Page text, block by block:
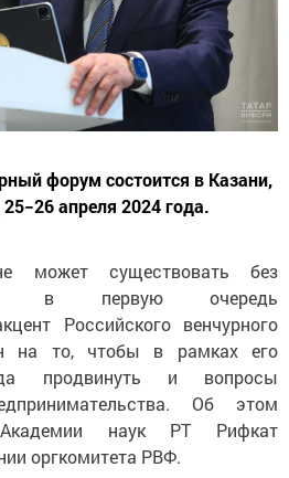
форум состоится в Казани,
апреля 2024 года.
может существовать без
в первую очередь
Российского венчурного
на то, чтобы в рамках его
продвинуть и вопросы
Об этом
наук РТ Рифкат
оргкомитета РВФ.